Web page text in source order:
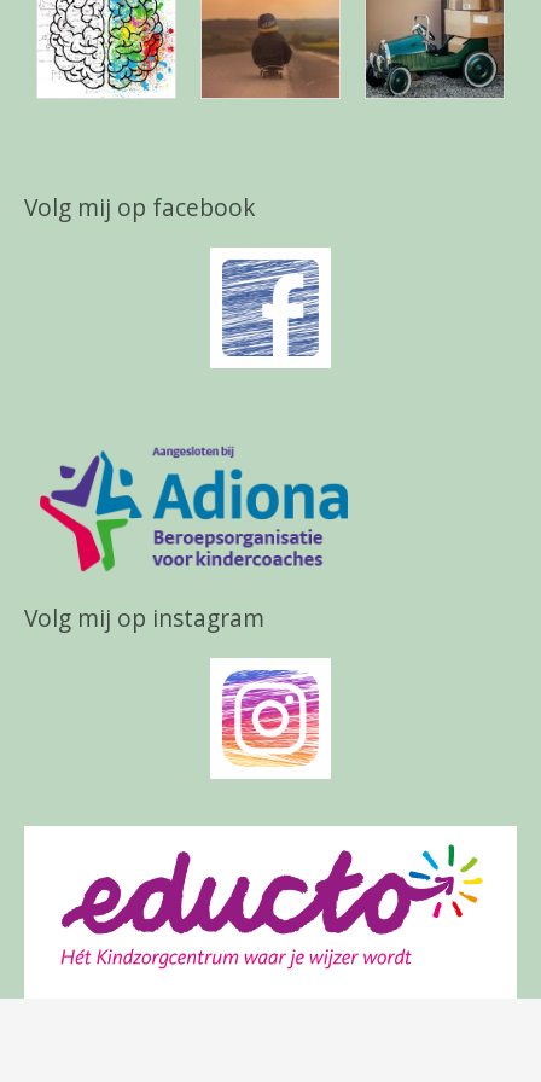
Volg mij op facebook
Volg mij op instagram